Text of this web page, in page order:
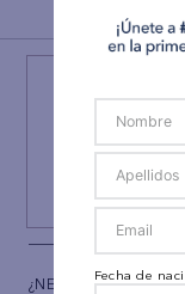
Y
¿NECESITAS AYUDA?
Fecha de